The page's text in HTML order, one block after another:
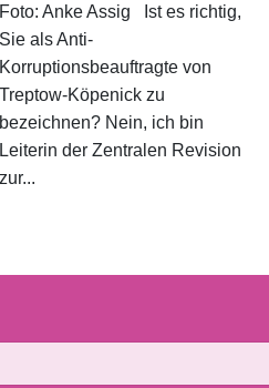
Foto: Anke Assig Ist es richtig,
Sie als Anti-
Korruptionsbeauftragte von
Treptow-Köpenick zu
bezeichnen? Nein, ich bin
Leiterin der Zentralen Revision
zur...